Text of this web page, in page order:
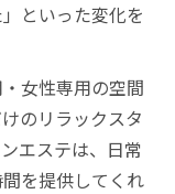
といった変化を
女性専用の空間
のリラックスタ
エステは、日常
を提供してくれ